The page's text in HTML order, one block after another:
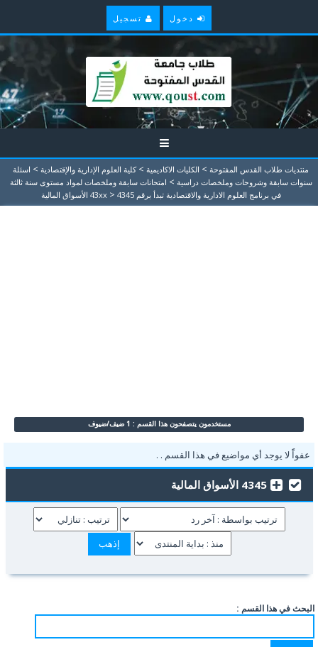
دخول تسجيل
منتديات طلاب القدس المفتوحة > الكليات الاكاديمية > كلية العلوم الإدارية والإقتصادية > اسئلة
سنوات سابقة وشروحات وملخصات دراسية > امتحانات سابقة وملخصات لمواد مستوى سنة ثالثة
في برنامج العلوم الادارية والاقتصادية تبدأ برقم 43xx
> 4345 الأسواق المالية
مستخدمون يتصفحون هذا القسم : 1 ضيف/ضيوف
عفواًً لا يوجد أي مواضيع في هذا القسم . .
4345 الأسواق المالية
البحث في هذا القسم :